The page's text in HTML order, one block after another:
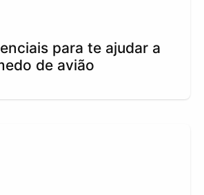
para te ajudar a
de avião